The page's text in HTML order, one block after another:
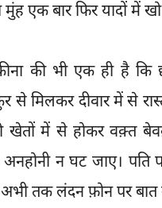
मुंह एक बार फिर यादों में
की भी एक ही है कि
से मिलकर दीवार में से
खेतों में से होकर वक़्त
न घट जाए। पति
अभी तक लंदन फ़ोन पर बात